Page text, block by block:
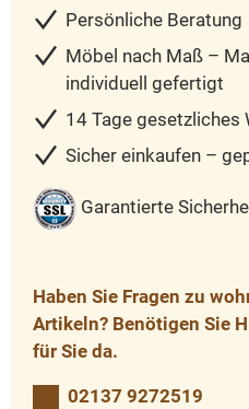
Persönliche Beratung
Möbel nach Maß –
individuell gefertigt
14 Tage gesetzliches
Sicher einkaufen –
Garantierte
Haben Sie Fragen zu
Artikeln? Benötigen Sie
für Sie da.
02137 9272519